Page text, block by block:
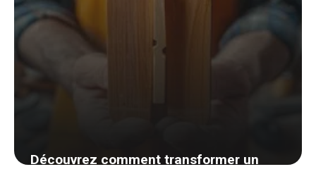
Découvrez comment transformer un